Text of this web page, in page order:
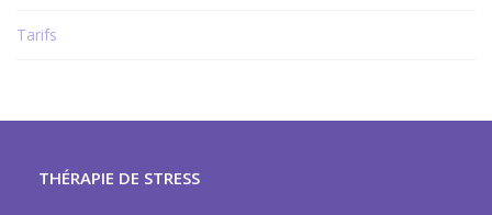
Tarifs
THÉRAPIE DE STRESS